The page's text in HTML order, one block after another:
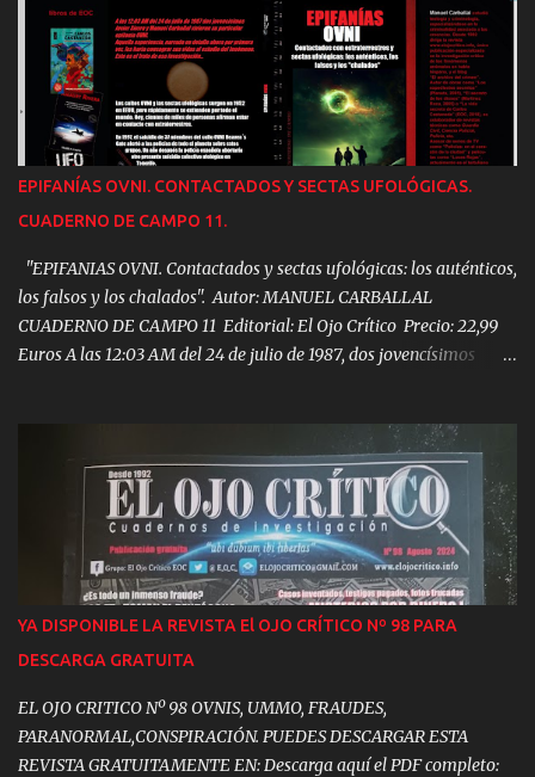
EPIFANÍAS OVNI. CONTACTADOS Y SECTAS UFOLÓGICAS.
CUADERNO DE CAMPO 11.
"EPIFANIAS OVNI. Contactados y sectas ufológicas: los auténticos,
los falsos y los chalados". Autor: MANUEL CARBALLAL
CUADERNO DE CAMPO 11 Editorial: El Ojo Crítico Precio: 22,99
Euros A las 12:03 AM del 24 de julio de 1987, dos jovencísimos
vez les haría consagrar sus vidas al estudio del fenómeno. Este es
el fruto de aquella investigación. Los cultos OVNI y las sectas
ufológicas surgen en 1952 en EEUU, pero rápidamente se extienden
por todo el mundo. Hoy, cientos de miles de personas afirman
estar en contacto con extraterrestres. En 1991 el suicidio de 31
miembros del culto OVNI Heaven’s Gate alertó a las policías de
todo el planeta sobre estos grupos. Un año después la policía
Tenerife. Pero, tras las sectas ufológicas, se ocultan cosas todavía
más siniestra...
YA DISPONIBLE LA REVISTA El OJO CRÍTICO Nº 98 PARA
DESCARGA GRATUITA
EL OJO CRITICO Nº 98 OVNIS, UMMO, FRAUDES,
PARANORMAL,CONSPIRACIÓN. PUEDES DESCARGAR ESTA
REVISTA GRATUITAMENTE EN: Descarga aquí el PDF completo: